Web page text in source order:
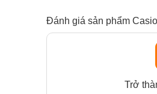
Đánh giá sản phẩm
Trở